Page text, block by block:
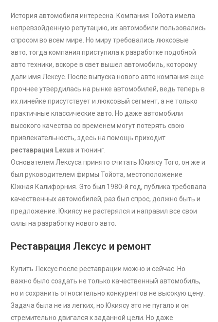
История автомобиля интересна. Компания Тойота имела
непревзойденную репутацию, их автомобили пользовались
спросом во всем мире. Но миру требовались люксовые
авто, тогда компания приступила к разработке подобной
авто техники, вскоре в свет вышел автомобиль, которому
дали имя Лексус. После выпуска нового авто компания еще
прочнее утвердилась на рынке автомобилей, ведь теперь в
их линейке присутствует и люксовый сегмент, а не только
практичные классические авто. Но даже автомобили
высокого качества со временем могут потерять свою
привлекательность, здесь на помощь приходит
реставрация Lexus и тюнинг.
Основателем Лексуса принято считать Юкиясу Того, он же и
был руководителем фирмы Тойота, местоположение
Южная Калифорния. Это был 1980-й год, публика требовала
качественных автомобилей, раз был спрос, должно быть и
предложение. Юкиясу не растерялся и направил все свои
силы на разработку нового авто.
Реставрация Лексус и ремонт
Купить Лексус после реставрации можно и сейчас. Но
важно было создать не только качественный автомобиль,
но и сохранить относительно конкурентов не высокую цену.
Задача была не из легких, но Юкиясу это не пугало и он
стремительно двигался к заданной цели. Но даже